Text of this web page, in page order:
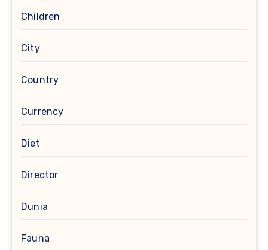
Children
City
Country
Currency
Diet
Director
Dunia
Fauna